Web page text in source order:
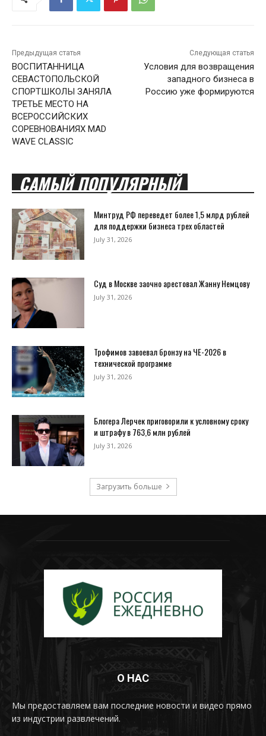
Предыдущая статья
ВОСПИТАННИЦА
СЕВАСТОПОЛЬСКОЙ
СПОРТШКОЛЫ ЗАНЯЛА
ТРЕТЬЕ МЕСТО НА
ВСЕРОССИЙСКИХ
СОРЕВНОВАНИЯХ MAD
WAVE CLASSIC
Следующая статья
Условия для возвращения
западного бизнеса в
Россию уже формируются
САМЫЙ ПОПУЛЯРНЫЙ
Минтруд РФ переведет более 1,5 млрд рублей
для поддержки бизнеса трех областей
July 31, 2026
Суд в Москве заочно арестовал Жанну Немцову
July 31, 2026
Трофимов завоевал бронзу на ЧЕ-2026 в
технической программе
July 31, 2026
Блогера Лерчек приговорили к условному сроку
и штрафу в 763,6 млн рублей
July 31, 2026
Загрузить больше
О НАС
Мы предоставляем вам последние новости и видео прямо
из индустрии развлечений.